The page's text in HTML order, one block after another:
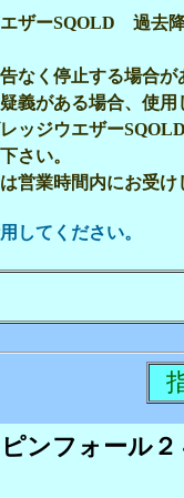
ザーSQOLD 過去
なく停止する場合が
義がある場合、使用
ッジウエザー
さい。
営業時間内にお受け
してください。
ピンフォール